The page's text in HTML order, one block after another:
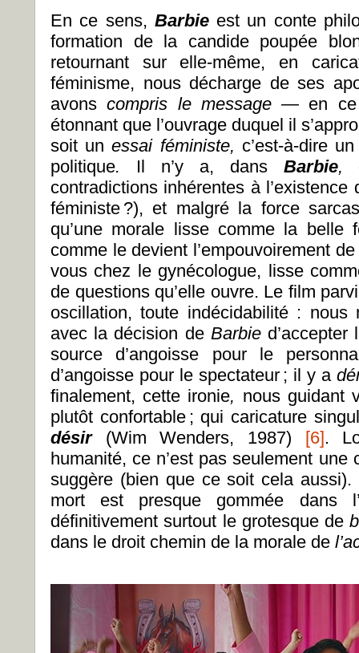
En ce sens, Barbie est un conte
formation de la candide poupée
retournant sur elle-même, en
féminisme, nous décharge de ses
avonscompris le message— en
étonnant que l’ouvrage duquel il
soit unessai féministe, c’est-à-dire
politique. Il n’y a, dans Barbie,
contradictions inhérentes à
féministe ?), et malgré la force
qu’une morale lisse comme la belle
comme le devient l’empouvoirement
vous chez le gynécologue, lisse
de questions qu’elle ouvre. Le film
oscillation, toute indécidabilité : nous
avec la décision de Barbie
source d’angoisse pour le
d’angoisse pour le spectateur ; il y a
finalement, cette ironie, nous guidant
plutôt confortable ; qui caricature
désir (Wim Wenders, 1987) [6].
humanité, ce n’est pas seulement une
suggère (bien que ce soit cela
mort est presque gommée dans
définitivement surtout le grotesque de
dans le droit chemin de la morale de